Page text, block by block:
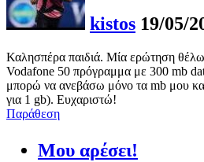
kistos 19/05/
Καλησπέρα παιδιά. Μία ερώτηση
Vodafone 50 πρόγραμμα με 300 mb
μπορώ να ανεβάσω μόνο τα mb μου
για 1 gb). Ευχαριστώ!
Παράθεση
Μου αρέσει!